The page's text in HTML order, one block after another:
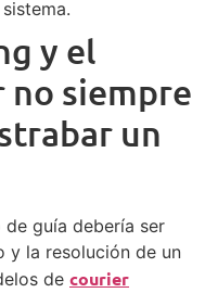
y el
no siempre
un
de guía debería ser
y la resolución de un
de courier